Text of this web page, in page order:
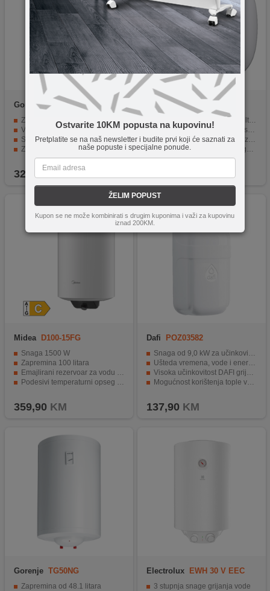
Ostvarite 10KM popusta na kupovinu!
Pretplatite se na naš newsletter i budite prvi koji će saznati za
naše popuste i specijalne ponude.
ŽELIM POPUST
Kupon se ne može kombinirati s drugim kuponima i važi za kupovinu
iznad 200KM.
Gorenje TGR80NG
Zapremina od 73 litra
Visokotlačni bojler sa radnim tlakom od 6 bara
Snaga grijača od 2000 W
Zaštita od vlage IP 24
Zaštita od zamrzavanja
325,00KM
Gorenje MINI10-U
Kompaktan dizajn za podpultno postavljanje
Energetski razred A za efikasno zagrijavanje
Snaga grijača 1500 W za brzo zagrijavanje vode
Zaštita od smrzavanja za sigurniji rad u hladnijim uvjetima
Jednostavna elektromehanička kontrola temperature
Midea D100-15FG
Snaga 1500 W
Zapremina 100 litara
Emajlirani rezervoar za vodu i grijači element
Podesivi temperaturni opseg 30°C - 80°C
359,90 KM
Dafi POZ03582
Snaga od 9,0 kW za učinkovito grijanje vode.
Ušteda vremena, vode i energije zbog male veličine.
Visoka učinkovitost DAFI grijaćeg elementa.
Mogućnost korištenja tople vode gotovo odmah nakon otvaranja slavine.
137,90 KM
Gorenje TG50NG
Zapremina od 48.1 litara
Electrolux EWH 30 V EEC
3 stupnja snage grijanja vode